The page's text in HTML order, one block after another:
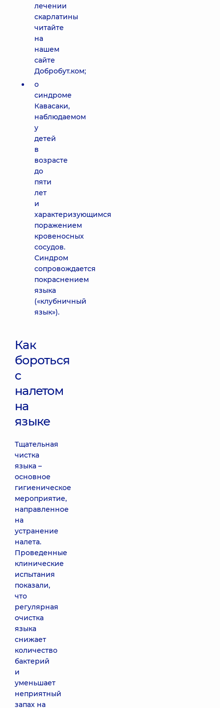
лечении
скарлатины
читайте
на
нашем
сайте
Добробут.ком;
о
синдроме
Кавасаки,
наблюдаемом
у
детей
в
возрасте
до
пяти
лет
и
характеризующимся
поражением
кровеносных
сосудов.
Синдром
сопровождается
покраснением
языка
(«клубничный
язык»).
Как
бороться
с
налетом
на
языке
Тщательная
чистка
языка –
основное
гигиеническое
мероприятие,
направленное
на
устранение
налета.
Проведенные
клинические
испытания
показали,
что
регулярная
очистка
языка
снижает
количество
бактерий
и
уменьшает
неприятный
запах на